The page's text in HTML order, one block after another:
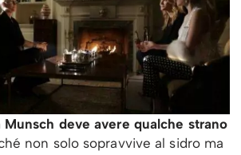
deve avere qualche strano
non solo sopravvive al sidro ma